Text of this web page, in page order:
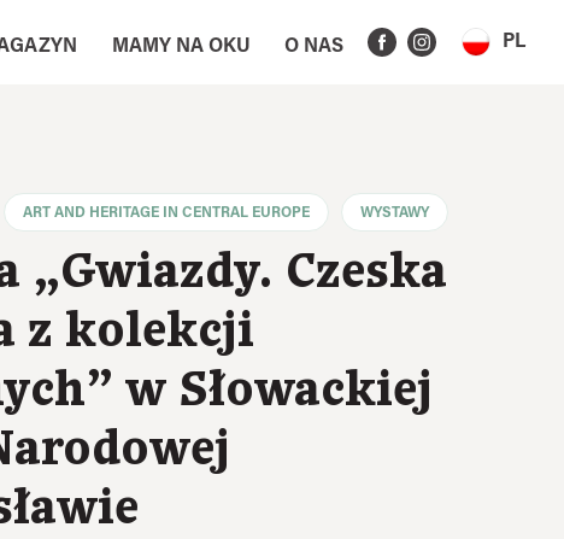
MAMY NA OKU O NAS PL
ART AND HERITAGE IN CENTRAL EUROPE WYSTAWY
„Gwiazdy. Czeska
z kolekcji
w Słowackiej